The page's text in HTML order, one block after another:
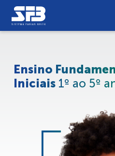
Ensino
Iniciais 1º ao 5º